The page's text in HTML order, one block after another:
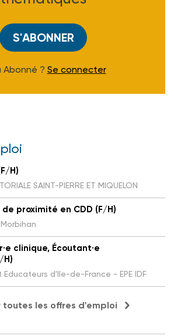
S'ABONNER
Abonné ? Se connecter
H)
SAINT-PIERRE ET MIQUELON
proximité en CDD (F/H)
clinique, Écoutant·e
H)
d'Ile-de-France - EPE IDF
toutes les offres d'emploi